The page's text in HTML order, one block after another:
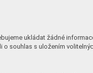
ukládat žádné
o souhlas s uložením